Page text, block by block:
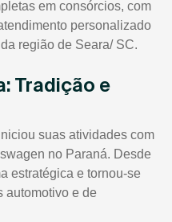
em consórcios, com
personalizado
região de Seara/ SC.
Tradição e
suas atividades com
no Paraná. Desde
estratégica e tornou-se
automotivo e de